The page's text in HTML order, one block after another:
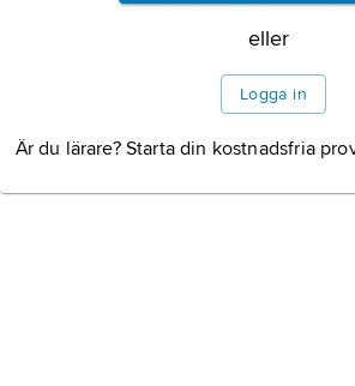
eller
Logga in
Är du lärare? Starta din kostnadsfria